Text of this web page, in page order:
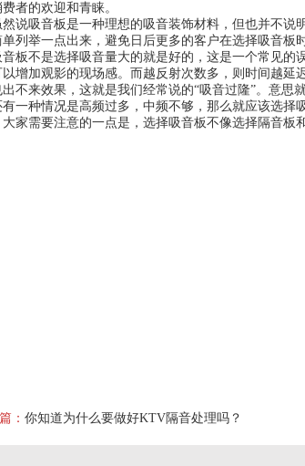
者的欢迎和青睐。
吸音板是一种理想的吸音装饰材料，但也并不说
列举一点出来，避免日后更多的客户在选择吸音板
不是选择吸音量大的就是好的，这是一个常见的
增加观影的现场感。而越反射次数多，则时间越
出不来效果，这就是我们经常说的“吸音过隆”。意思
种情况是高频过多，中频不够，那么就应该选择
大家需要注意的一点是，选择吸音板不像选择隔音板
： 你知道为什么要做好KTV隔音处理吗？